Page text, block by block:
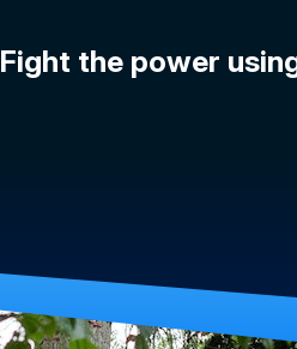
Fight the power